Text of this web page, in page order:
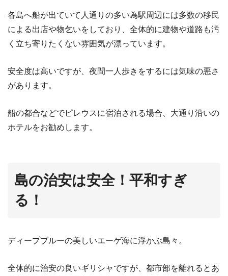
各島へ船が出ていて人通りの多い為駅周辺には多数の移民
による出店や物乞いをしており、全体的に建物や道路も汚
く立ち寄りたくない雰囲気が漂っています。
安全度は高いですが、夜間一人歩きをするには気味の悪さ
があります。
船の都合などでピレウスに宿泊される場合、大通り沿いの
ホテルをお勧めします。
島の治安は安全！平和すぎ
る！
ディープブルーの美しいエーゲ海に浮かぶ島々。
全体的に治安の良いギリシャですが、都市部を離れるとあ